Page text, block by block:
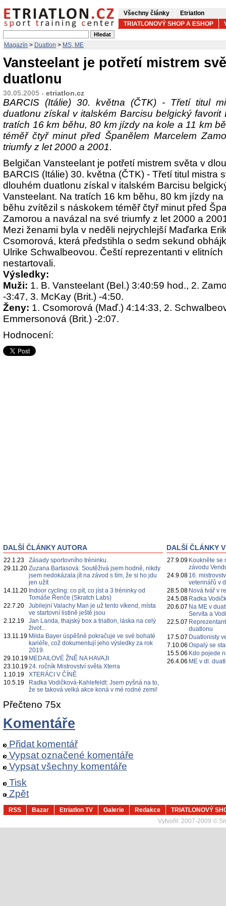
Všechny články
Etriatlon
TRIATLONOVÝ SHOP A ESHOP
Magazín > Duatlon > MS, ME
Vansteelant je potřetí mistrem
duatlonu
30.05.2005 - etriatlon.cz
BARCIS (Itálie) 30. května (ČTK) - Třetí titul
duatlonu získal v italském Barcisu belgický favorit
tratích 16 km běhu, 80 km jízdy na kole a 11 km
téměř čtyř minut před Španělem Marcelem
triumfy z let 2000 a 2001.
Belgičan Vansteelant je potřetí mistrem světa v
BARCIS (Itálie) 30. května (ČTK) - Třetí titul mistra
dlouhém duatlonu získal v italském Barcisu
Vansteelant. Na tratích 16 km běhu, 80 km jízdy
běhu zvítězil s náskokem téměř čtyř minut před
Zamorou a navázal na své triumfy z let 2000 a
Mezi ženami byla v neděli nejrychlejší Maďarka
Csomorová, která předstihla o sedm sekund
Ulrike Schwalbeovou. Čeští reprezentanti v
nestartovali.
Výsledky:
Muži: 1. B. Vansteelant (Bel.) 3:40:59 hod., 2.
-3:47, 3. McKay (Brit.) -4:50.
Ženy: 1. Csomorová (Maď.) 4:14:33, 2.
Emmersonová (Brit.) -2:07.
Hodnocení:
DALŠÍ ČLÁNKY AUTORA
22.1.23
Zásady sportovního tréninku.
29.11.20 Zuzana Bartasová: Soutěživá jsem hodně, nikdy
jsem nedokázala jít na závod s tím, že si ho jdu
jen užít
14.11.20 Indoor cycling: co pít, co jíst a 3 tréninky od
Tomáše Řenče (Skratch Labs)
22.7.20
Jubilejní Valachy Man je už tento víkend, místa
ve startovní listině ještě jsou
2.12.19
Jan Landa, thajský box a triatlon, láska na celý
život...
13.11.19 Milda Bayer úspěšně pokračuje ve své bohaté
kariéře, což dokumentují jeho výsledky za rok
2019.
29.10.19 MEDAILOVÉ ŽNĚ NA HAVAJI
23.10.1924. ročník Mistrovství světa Xterra
1.10.19
XTERÁCI V ČÍNĚ
10.5.19
Radka Vodičková-Kahlefeldt: Jsem pyšná na to,
že se taková velká akce koná v mé rodné zemi!
DALŠÍ ČLÁNKY
27.9.09 Koukněte se
závodu
24.9.08 16.
veterinářů v
28.5.08 Nová tvář v
24.5.08 Radka
20.6.07 Na ME v
Servíta a
22.5.07
duatlonu
17.5.07 Duatlonisty
7.10.06 Ospalý se
15.5.06 Kdo pojede
26.4.06 ME v dl.
Přečteno 75x
Komentáře
Přidat komentář
Vypsat označené komentáře
Vypsat všechny komentáře
Tisk
Zpět
RSS Bazar Etriatlon TV Galerie Redakce
TRIATLONOVÝ
Vytvořil: 2007-2009 ©